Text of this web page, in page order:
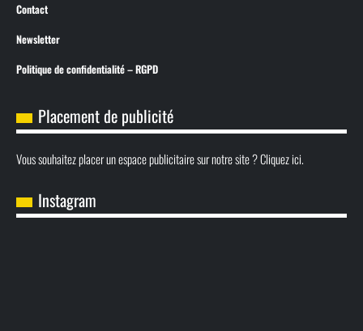
Contact
Newsletter
Politique de confidentialité – RGPD
Placement de publicité
Vous souhaitez placer un espace publicitaire sur notre site ? Cliquez ici.
Instagram